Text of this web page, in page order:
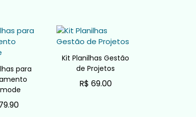
para
Kit Planilhas Gestão
de Projetos
R$ 69.00